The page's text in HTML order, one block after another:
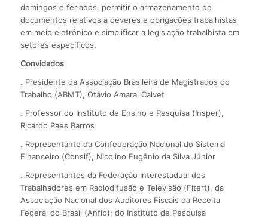
domingos e feriados, permitir o armazenamento de
documentos relativos a deveres e obrigações trabalhistas
em meio eletrônico e simplificar a legislação trabalhista em
setores específicos.
Convidados
. Presidente da Associação Brasileira de Magistrados do
Trabalho (ABMT), Otávio Amaral Calvet
. Professor do Instituto de Ensino e Pesquisa (Insper),
Ricardo Paes Barros
. Representante da Confederação Nacional do Sistema
Financeiro (Consif), Nicolino Eugênio da Silva Júnior
. Representantes da Federação Interestadual dos
Trabalhadores em Radiodifusão e Televisão (Fitert), da
Associação Nacional dos Auditores Fiscais da Receita
Federal do Brasil (Anfip); do Instituto de Pesquisa